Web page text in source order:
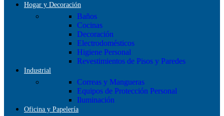
Hogar y Decoración
Baños
Cocinas
Decoración
Electrodomésticos
Higiene Personal
Revestimientos de Pisos y Paredes
Industrial
Correas y Mangueras
Equipos de Protección Personal
Iluminación
Oficina y Papelería